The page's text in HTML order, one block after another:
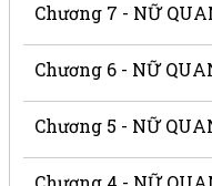
Chương 7 - NỮ
Chương 6 - NỮ
Chương 5 - NỮ